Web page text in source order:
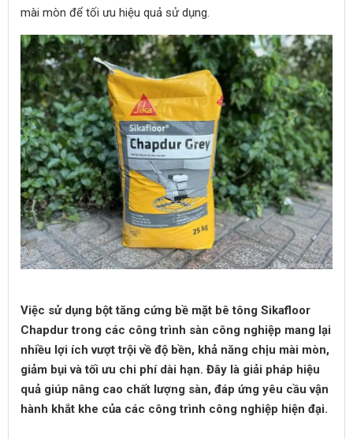
mài mòn để tối ưu hiệu quả sử dụng.
Việc sử dụng bột tăng cứng bề mặt bê tông Sikafloor
Chapdur trong các công trình sàn công nghiệp mang lại
nhiều lợi ích vượt trội về độ bền, khả năng chịu mài mòn,
giảm bụi và tối ưu chi phí dài hạn. Đây là giải pháp hiệu
quả giúp nâng cao chất lượng sàn, đáp ứng yêu cầu vận
hành khắt khe của các công trình công nghiệp hiện đại.